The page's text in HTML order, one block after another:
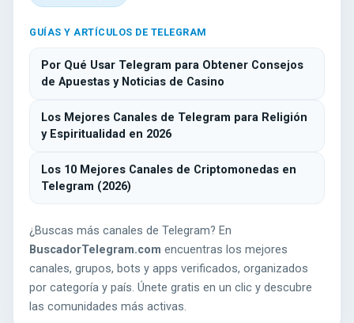
GUÍAS Y ARTÍCULOS DE TELEGRAM
Por Qué Usar Telegram para Obtener Consejos
de Apuestas y Noticias de Casino
Los Mejores Canales de Telegram para Religión
y Espiritualidad en 2026
Los 10 Mejores Canales de Criptomonedas en
Telegram (2026)
¿Buscas más canales de Telegram? En
BuscadorTelegram.com encuentras los mejores
canales, grupos, bots y apps verificados, organizados
por categoría y país. Únete gratis en un clic y descubre
las comunidades más activas.